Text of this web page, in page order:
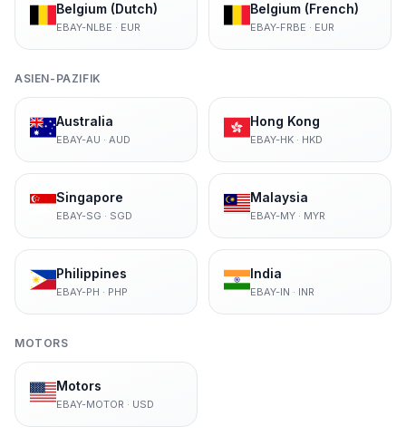
Belgium (Dutch)
EBAY-NLBE · EUR
Belgium (French)
EBAY-FRBE · EUR
ASIEN-PAZIFIK
Australia
EBAY-AU · AUD
Hong Kong
EBAY-HK· HKD
Singapore
EBAY-SG · SGD
Malaysia
EBAY-MY· MYR
Philippines
EBAY-PH · PHP
India
EBAY-IN · INR
MOTORS
Motors
EBAY-MOTOR · USD